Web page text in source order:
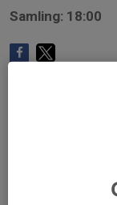
Samling: 18:00